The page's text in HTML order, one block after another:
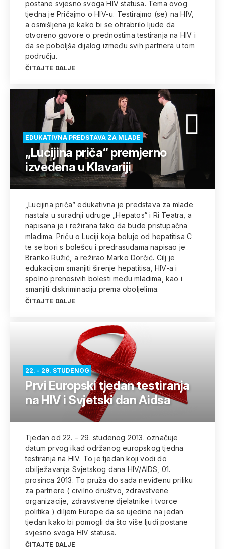
postane svjesno svoga HIV statusa. Tema ovog
tjedna je Pričajmo o HIV-u. Testirajmo (se) na HIV,
a osmišljena je kako bi se ohrabrilo ljude da
otvoreno govore o prednostima testiranja na HIV i
da se poboljša dijalog između svih partnera u tom
području.
ČITAJTE DALJE
EDUKATIVNA PREDSTAVA ZA MLADE
„Lucijina priča“ premjerno
izvedena u Klavariji
„Lucijina priča” edukativna je predstava za mlade
nastala u suradnji udruge „Hepatos“ i Ri Teatra, a
napisana je i režirana tako da bude pristupačna
mladima. Priču o Luciji koja boluje od hepatitisa C
te se bori s bolešcu i predrasudama napisao je
Branko Ružić, a režirao Marko Dorčić. Cilj je
edukacijom smanjiti širenje hepatitisa, HIV-a i
spolno prenosivih bolesti među mladima, kao i
smanjiti diskriminaciju prema oboljelima.
ČITAJTE DALJE
22. - 29. STUDENOG
Prvi Europski tjedan testiranja
na HIV i Svjetski dan Aidsa
Tjedan od 22. – 29. studenog 2013. označuje
datum prvog ikad održanog europskog tjedna
testiranja na HIV. To je tjedan koji vodi do
obilježavanja Svjetskog dana HIV/AIDS, 01.
prosinca 2013. To pruža do sada neviđenu priliku
za partnere ( civilno društvo, zdravstvene
organizacije, zdravstvene djelatnike i tvorce
politika ) diljem Europe da se ujedine na jedan
tjedan kako bi pomogli da što više ljudi postane
svjesno svoga HIV statusa.
ČITAJTE DALJE